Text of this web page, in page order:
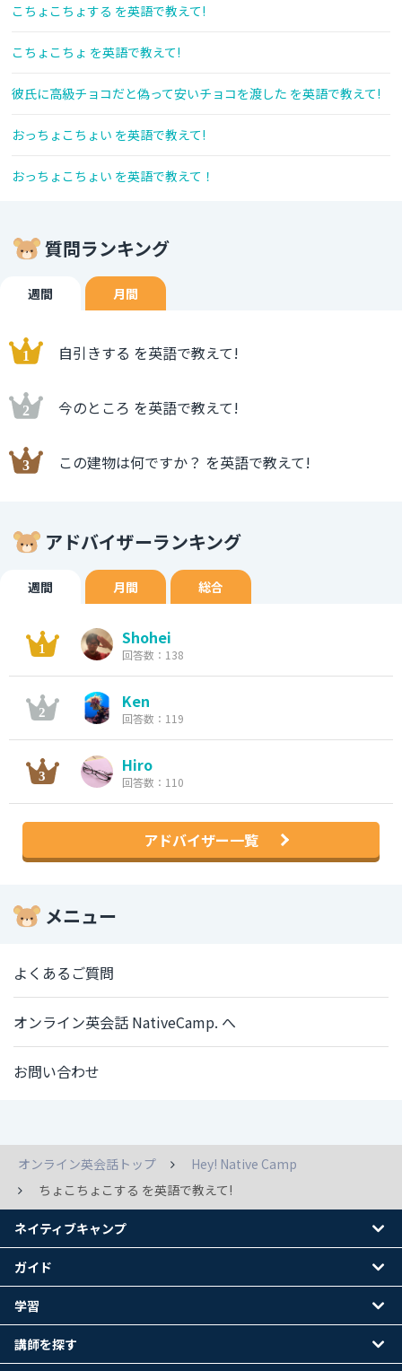
こちょこちょする を英語で教えて!
こちょこちょ を英語で教えて!
彼氏に高級チョコだと偽って安いチョコを渡した を英語で教えて!
おっちょこちょい を英語で教えて!
おっちょこちょい を英語で教えて！
質問ランキング
週間 月間
自引きする を英語で教えて!
今のところ を英語で教えて!
この建物は何ですか？ を英語で教えて!
アドバイザーランキング
週間 月間 総合
Shohei
回答数：138
Ken
回答数：119
Hiro
回答数：110
アドバイザー一覧
メニュー
よくあるご質問
オンライン英会話 NativeCamp. へ
お問い合わせ
オンライン英会話トップ
Hey! Native Camp
ちょこちょこする を英語で教えて!
ネイティブキャンプ
ガイド
学習
講師を探す